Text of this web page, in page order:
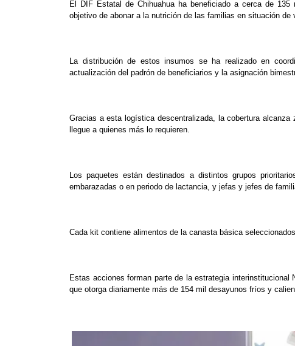
El DIF Estatal de Chihuahua ha beneficiado a cerca de
objetivo de abonar a la nutrición de las familias en situación de
La distribución de estos insumos se ha realizado en
actualización del padrón de beneficiarios y la asignación
Gracias a esta logística descentralizada, la cobertura
llegue a quienes más lo requieren.
Los paquetes están destinados a distintos grupos
embarazadas o en periodo de lactancia, y jefas y jefes de
Cada kit contiene alimentos de la canasta básica
Estas acciones forman parte de la estrategia
que otorga diariamente más de 154 mil desayunos fríos y